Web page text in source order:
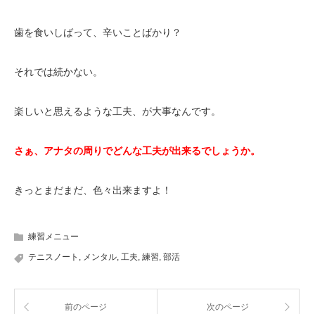
歯を食いしばって、辛いことばかり？
それでは続かない。
楽しいと思えるような工夫、が大事なんです。
さぁ、アナタの周りでどんな工夫が出来るでしょうか。
きっとまだまだ、色々出来ますよ！
練習メニュー
テニスノート , メンタル, 工夫, 練習, 部活
前のページ 次のページ